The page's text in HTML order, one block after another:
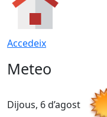
Accedeix
Meteo
Dijous, 6 d’agost